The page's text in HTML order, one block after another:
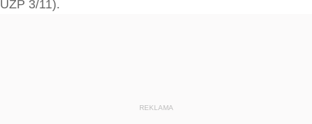
UZP 3/11).
REKLAMA